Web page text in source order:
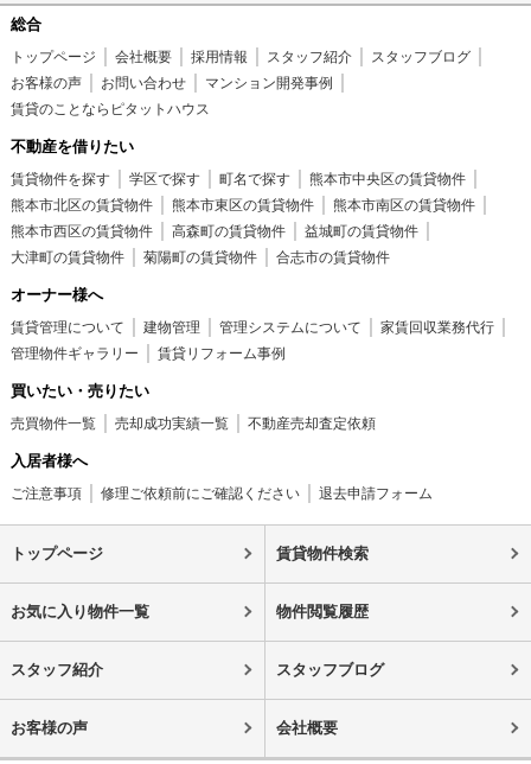
総合
トップページ 会社概要 採用情報 スタッフ紹介
スタッフブログ
お客様の声
お問い合わせ
マンション開発事例
賃貸のことならピタットハウス
不動産を借りたい
賃貸物件を探す 学区で探す 町名で探す
熊本市中央区の賃貸物件
熊本市北区の賃貸物件
熊本市東区の賃貸物件
熊本市南区の賃貸物件
熊本市西区の賃貸物件
高森町の賃貸物件
益城町の賃貸物件
大津町の賃貸物件
菊陽町の賃貸物件 合志市の賃貸物件
オーナー様へ
賃貸管理について 建物管理 管理システムについて
家賃回収業務代行
管理物件ギャラリー
賃貸リフォーム事例
買いたい・売りたい
売買物件一覧 売却成功実績一覧 不動産売却査定依頼
入居者様へ
ご注意事項 修理ご依頼前にご確認ください 退去申請フォーム
トップページ 賃貸物件検索
お気に入り物件一覧 物件閲覧履歴
スタッフ紹介 スタッフブログ
お客様の声 会社概要